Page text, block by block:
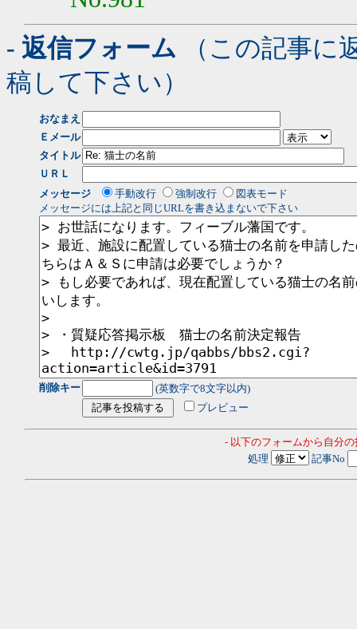
- 返信フォーム （この記事に
稿して下さい）
おなまえ
Ｅメール
タイトル
ＵＲＬ
メッセージ
手動改行 強制改行
図表モード
メッセージには上記と同じURLを書き込まないで下さい
削除キー
(英数字で8文字以内)
プレビュー
- 以下のフォームから自分
処理
記事No